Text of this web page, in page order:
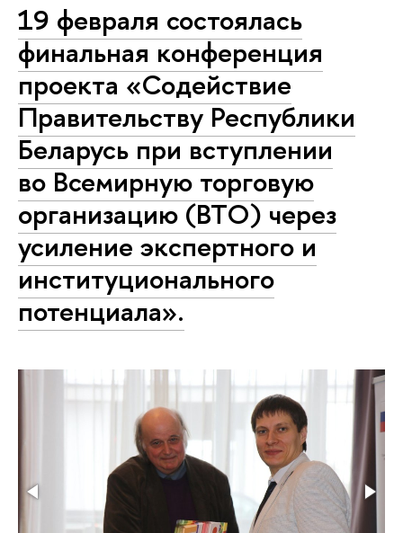
19 февраля состоялась
финальная конференция
проекта «Содействие
Правительству Республики
Беларусь при вступлении
во Всемирную торговую
организацию (ВТО) через
усиление экспертного и
институционального
потенциала».